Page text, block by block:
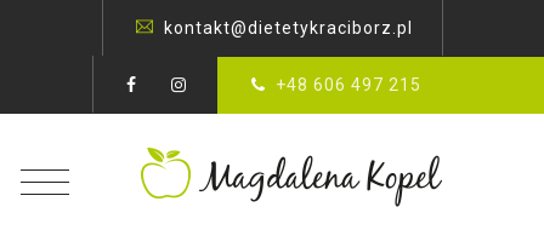
kontakt@dietetykraciborz.pl
+48 606 497 215